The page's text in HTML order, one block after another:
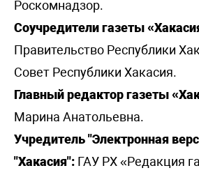
Роскомнадзор.
Соучредители газеты
Правительство Республики
Совет Республики Хакасия.
Главный редактор газеты
Марина Анатольевна.
Учредитель "Электронная
"Хакасия": ГАУ РХ «Редакция